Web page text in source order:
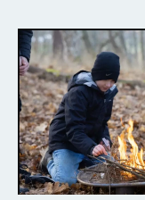
Bilder